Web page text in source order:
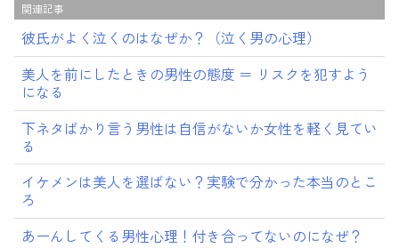
関連記事
彼氏がよく泣くのはなぜか？（泣く男の心理）
美人を前にしたときの男性の態度 ＝ リスクを犯すよう
になる
下ネタばかり言う男性は自信がないか女性を軽く見てい
る
イケメンは美人を選ばない？実験で分かった本当のとこ
ろ
あーんしてくる男性心理！付き合ってないのになぜ？